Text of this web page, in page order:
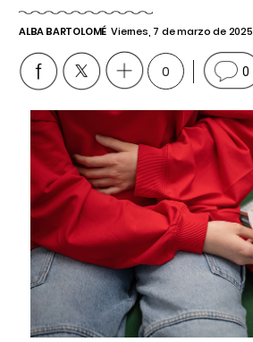
ALBA BARTOLOMÉ Viernes, 7 de marzo de 2025
0 0